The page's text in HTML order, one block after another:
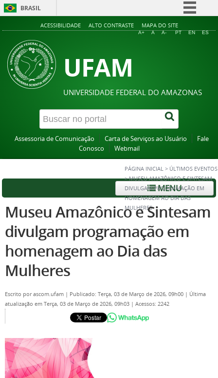
BRASIL
Simplifique!
Acesso à informação
ACESSIBILIDADE ALTO CONTRASTE MAPA DO SITE
A+ A A- PT EN ES
UFAM
UNIVERSIDADE FEDERAL DO AMAZONAS
Assessoria de Comunicação Carta de Serviços ao Usuário
Fale
Conosco
Webmail
PÁGINA INICIAL > ÚLTIMOS EVENTOS
>MUSEU AMAZÔNICO E SINTESAM
DIVULGAM PROGRAMAÇÃO EM
HOMENAGEM AO DIA DAS
MULHERES
MENU
Museu Amazônico e Sintesam
divulgam programação em
homenagem ao Dia das
Mulheres
Escrito porascom.ufam | Publicado: Terça, 03 de Março de 2026, 09h00 | Última
atualização em Terça, 03 de Março de 2026, 09h03 | Acessos: 2242